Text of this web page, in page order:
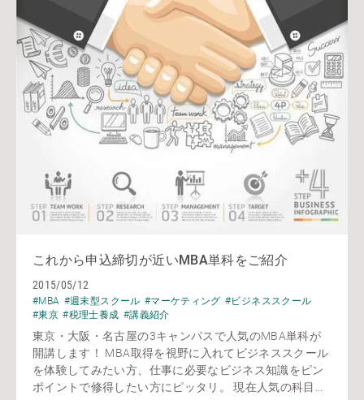
これから申込締切が近いMBA単科をご紹介
2015/05/12
#MBA #週末型スクール #マーケティング #ビジネススクール
#東京 #税理士養成 #講義紹介
東京・大阪・名古屋の3キャンパスで人気のMBA単科が
開講します！ MBA取得を視野に入れてビジネススクール
を体験してみたい方、仕事に必要なビジネス知識をピン
ポイントで修得したい方にピッタリ。 現在人気の科目...